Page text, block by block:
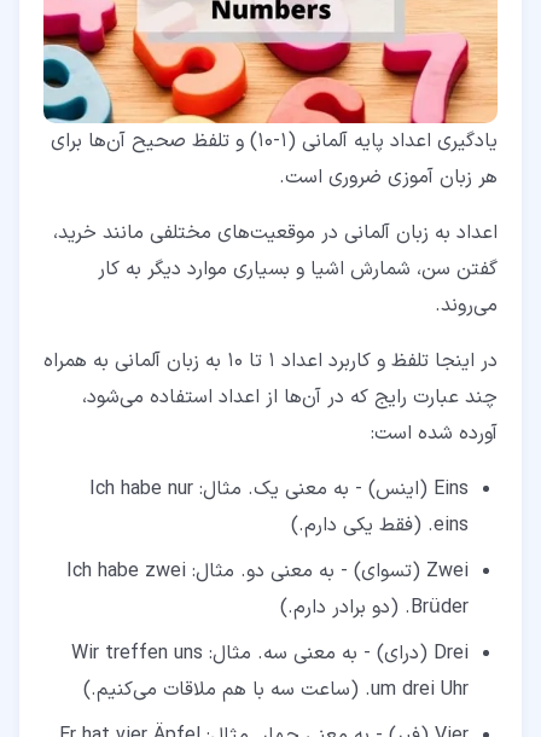
یادگیری اعداد پایه آلمانی (1-10) و تلفظ صحیح آن‌ها برای
هر زبان آموزی ضروری است.
اعداد به زبان آلمانی در موقعیت‌های مختلفی مانند خرید،
گفتن سن، شمارش اشیا و بسیاری موارد دیگر به کار
می‌روند.
در اینجا تلفظ و کاربرد اعداد 1 تا 10 به زبان آلمانی به همراه
چند عبارت رایج که در آن‌ها از اعداد استفاده می‌شود،
آورده شده است:
Eins (اینس) - به معنی یک. مثال: Ich habe nur
eins. (فقط یکی دارم.)
Zwei (تسوای) - به معنی دو. مثال: Ich habe zwei
Brüder. (دو برادر دارم.)
Drei (درای) - به معنی سه. مثال: Wir treffen uns
um drei Uhr. (ساعت سه با هم ملاقات می‌کنیم.)